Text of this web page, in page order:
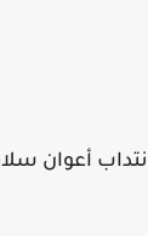
أعوان سلامة